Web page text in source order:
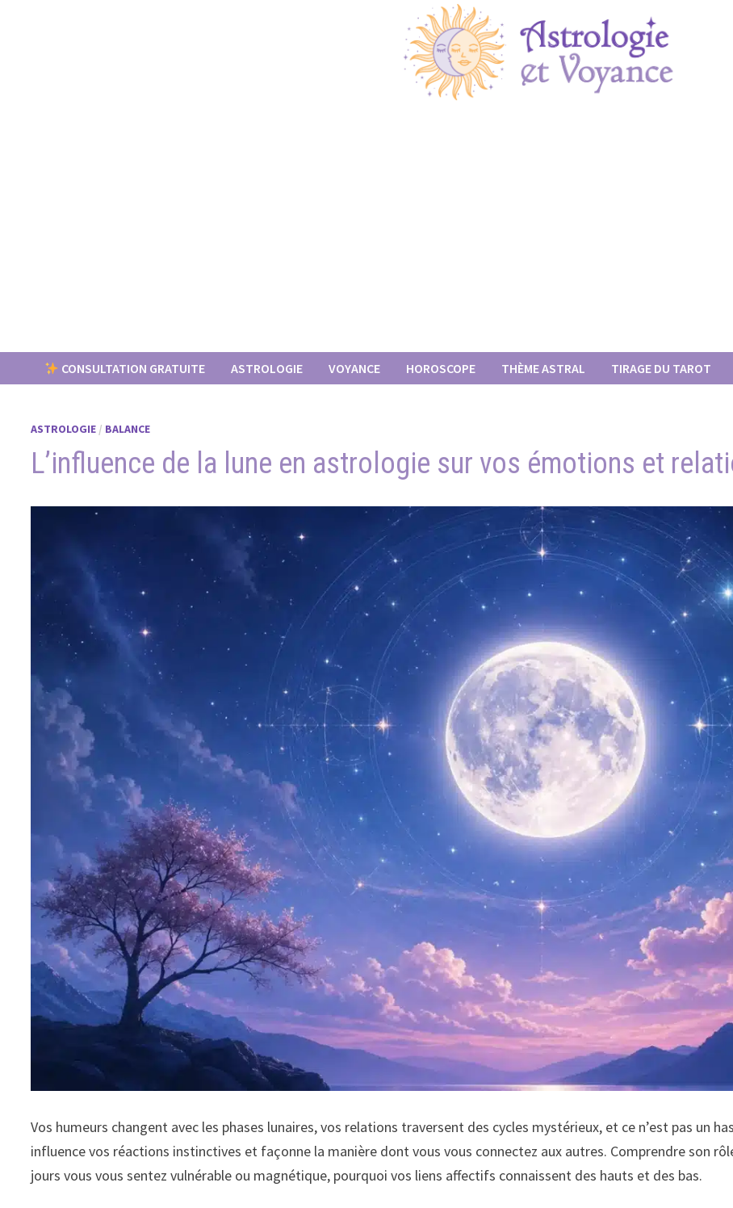
CONSULTATION GRATUITE ASTROLOGIE VOYANCE HOROSCOPE THÈME ASTRAL TIRAGE DU TAROT
ASTROLOGIE / BALANCE
L’influence de la lune en astrologie sur vos émotions et
Vos humeurs changent avec les phases lunaires, vos relations traversent des cycles mystérieux, et ce n’est pas un
influence vos réactions instinctives et façonne la manière dont vous vous connectez aux autres. Comprendre son
jours vous vous sentez vulnérable ou magnétique, pourquoi vos liens affectifs connaissent des hauts et des bas.